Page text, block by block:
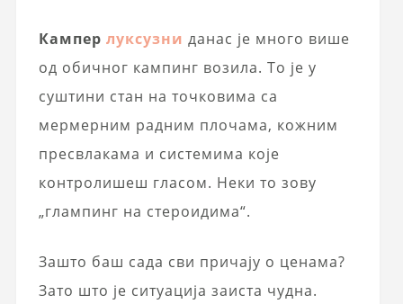
Кампер луксузни данас је много више
од обичног кампинг возила. То је у
суштини стан на точковима са
мермерним радним плочама, кожним
пресвлакама и системима које
контролишеш гласом. Неки то зову
„глампинг на стероидима“.
Зашто баш сада сви причају о ценама?
Зато што је ситуација заиста чудна.